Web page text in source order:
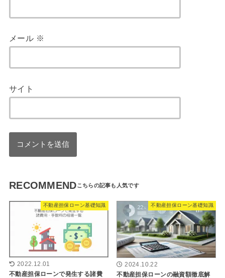
メール ※
サイト
RECOMMEND
不動産担保ローン基礎知識
2022.12.01
不動産担保ローンで発生する諸費
不動産担保ローン基礎知識
2024.10.22
不動産担保ローンの融資額徹底解